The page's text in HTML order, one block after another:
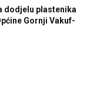
dodjelu plastenika
Gornji Vakuf-